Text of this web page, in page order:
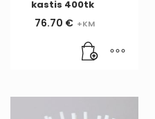
kastis 400tk
76.70 €